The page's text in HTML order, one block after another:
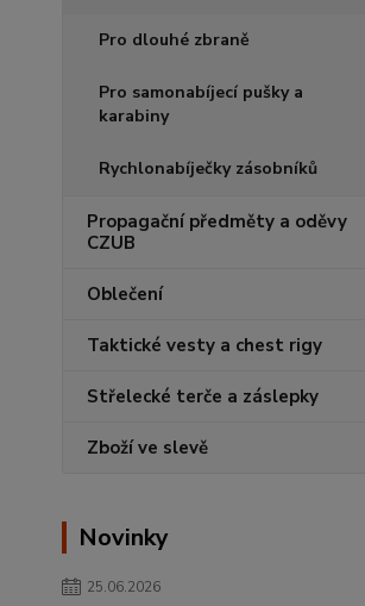
Pro dlouhé zbraně
Pro samonabíjecí pušky a
karabiny
Rychlonabíječky zásobníků
Propagační předměty a oděvy
CZUB
Oblečení
Taktické vesty a chest rigy
Střelecké terče a záslepky
Zboží ve slevě
Novinky
25.06.2026